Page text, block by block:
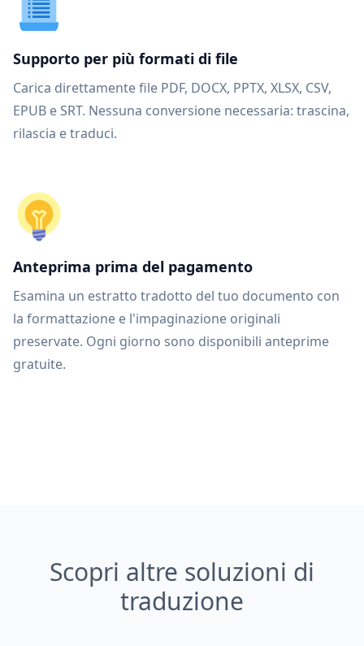
Supporto per più formati di file
Carica direttamente file PDF, DOCX, PPTX, XLSX, CSV,
EPUB e SRT. Nessuna conversione necessaria: trascina,
rilascia e traduci.
Anteprima prima del pagamento
Esamina un estratto tradotto del tuo documento con
la formattazione e l'impaginazione originali
preservate. Ogni giorno sono disponibili anteprime
gratuite.
Scopri altre soluzioni di
traduzione